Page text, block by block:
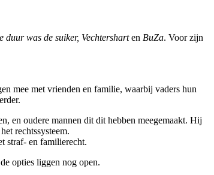
duur was de suiker, Vechtersharten BuZa. Voor zijn
mee met vrienden en familie, waarbij vaders hun
en oudere mannen dit dit hebben meegemaakt. Hij
rechtssysteem.
straf- en familierecht.
opties liggen nog open.